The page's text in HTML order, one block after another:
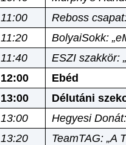
11:00
Reboss
11:20
BolyaiSokk:
11:40
ESZI szakkör:
12:00
Ebéd
13:00
Délutáni
13:00
Hegyesi
13:20
TeamTAG: „A